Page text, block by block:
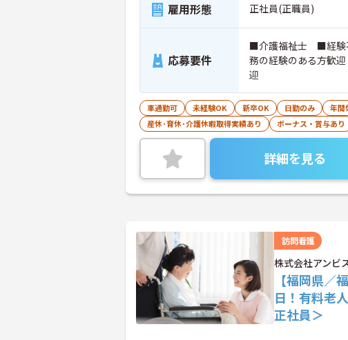
雇用形態 正社員(正職員)
応募要件
■介護福祉士 ■経験
務の経験のある方歓
迎
車通勤可 未経験OK 新卒OK 日勤のみ 年間
産休･育休･介護休暇取得実績あり
ボーナス・賞与あり
詳細を見る
訪問看護
株式会社アンビ
【福岡県／
日！有料老
正社員＞